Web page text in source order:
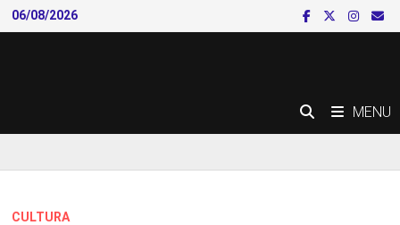
Skip
to
06/08/2026
MENU
CULTURA